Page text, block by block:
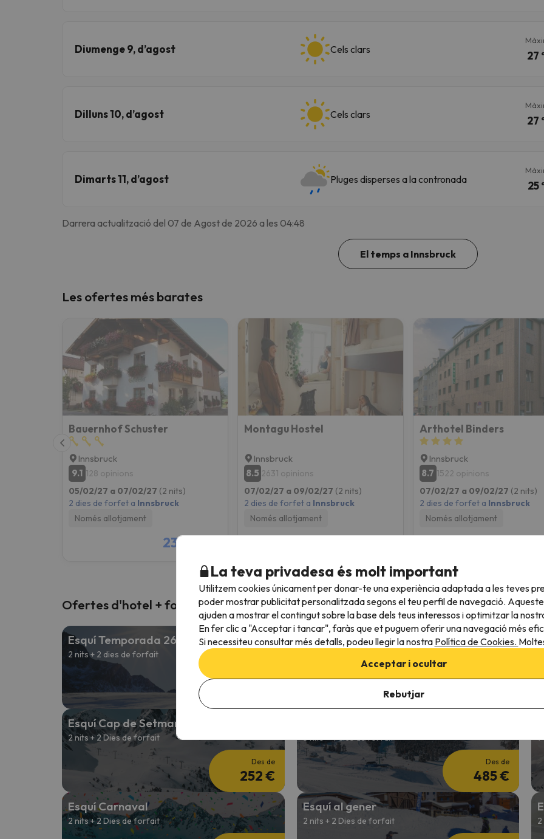
Diumenge 9, d’agost Cels clars
27
Dilluns 10, d’agost Cels clars
27
Dimarts 11, d’agost Pluges disperses a la contronada
25
Darrera actualització del 07 de Agost de 2026 a les 04:48
El temps a Innsbruck
Les ofertes més barates
Bauernhof Schuster
Innsbruck
9.1 128 opinions
05/02/27 a 07/02/27 (2 nits)
2 dies de forfet a Innsbruck
Només allotjament
230 €
Montagu Hostel
Innsbruck
8.5 2631 opinions
07/02/27 a 09/02/27 (2 nits)
2 dies de forfet a Innsbruck
Només allotjament
Arthotel Binders
Innsbruck
8.7 1522 opinions
07/02/27 a 09/02/27 (2 nits)
2 dies de forfet a Innsbruck
Només allotjament
Ofertes d'hotel + forfet
Esquí Temporada 26/27
2 nits + 2 dies de forfait
Des de
Esquí per Nadal
Des de
Esquí Cap de Setmana
2 nits + 2 Dies de forfait
Des de
252 €
5 nits + 4 dies de forfait
Des de
485 €
Esquí Carnaval
2 nits + 2 Dies de forfait
Esquí al gener
2 nits + 2 Dies de forfait
La teva privadesa és molt important
Utilitzem cookies únicament per donar-te una experiència adaptada a les teves
poder mostrar publicitat personalitzada segons el teu perfil de navegació.
ajuden a mostrar el contingut sobre la base dels teus interessos i optimitzar la
En fer clic a "Acceptar i tancar", faràs que et puguem oferir una navegació més
Si necessiteu consultar més detalls, podeu llegir la nostra Política de Cookies.
Acceptar i ocultar
Rebutjar